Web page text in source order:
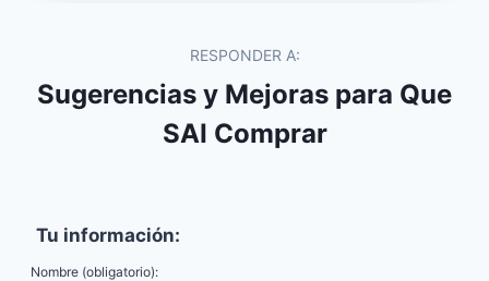
RESPONDER A:
Sugerencias y Mejoras para Que
SAI Comprar
Tu información:
Nombre (obligatorio):